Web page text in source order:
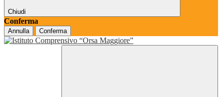
Chiudi
Conferma
Annulla Conferma